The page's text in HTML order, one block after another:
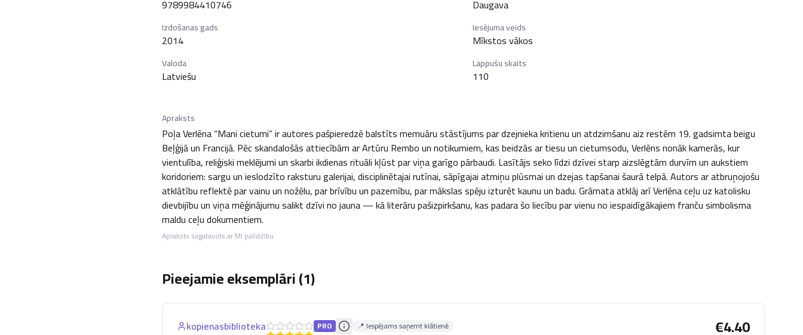
9789984410746 Daugava
Izdošanas gads
2014
Iesējuma veids
Mīkstos vākos
Valoda
Latviešu
Lappušu skaits
110
Apraksts
Poļa Verlēna “Mani cietumi” ir autores pašpieredzē balstīts memuāru stāstījums par dzejnieka kritienu un atdzimšanu aiz restēm 19. gadsimta beigu
Beļģijā un Francijā. Pēc skandalošās attiecībām ar Artūru Rembo un notikumiem, kas beidzās ar tiesu un cietumsodu, Verlēns nonāk kamerās, kur
vientulība, reliģiski meklējumi un skarbi ikdienas rituāli kļūst par viņa garīgo pārbaudi. Lasītājs seko līdzi dzīvei starp aizslēgtām durvīm un aukstiem
koridoriem: sargu un ieslodzīto raksturu galerijai, disciplinētajai rutīnai, sāpīgajai atmiņu plūsmai un dzejas tapšanai šaurā telpā. Autors ar atbruņojošu
atklātību reflektē par vainu un nožēlu, par brīvību un pazemību, par mākslas spēju izturēt kaunu un badu. Grāmata atklāj arī Verlēna ceļu uz katolisku
dievbijību un viņa mēģinājumu salikt dzīvi no jauna — kā literāru pašizpirkšanu, kas padara šo liecību par vienu no iespaidīgākajiem franču simbolisma
maldu ceļu dokumentiem.
Apraksts sagatavots ar MI palīdzību
Pieejamie eksemplāri (1)
kopienasbiblioteka PRO 📍 Iespējams saņemt klātienē €4.40